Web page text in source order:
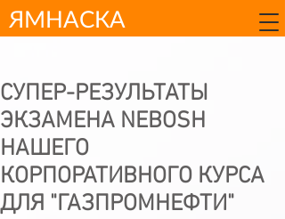
ЯМНАСКА
СУПЕР-РЕЗУЛЬТАТЫ
ЭКЗАМЕНА NEBOSH
НАШЕГО
КОРПОРАТИВНОГО КУРСА
ДЛЯ "ГАЗПРОМНЕФТИ"